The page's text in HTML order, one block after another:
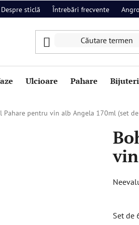
Despre sticlă Întrebări frecvente Angro
Ulcioare Pahare
Pahare pentru vin alb Angela 170ml (set
Set de